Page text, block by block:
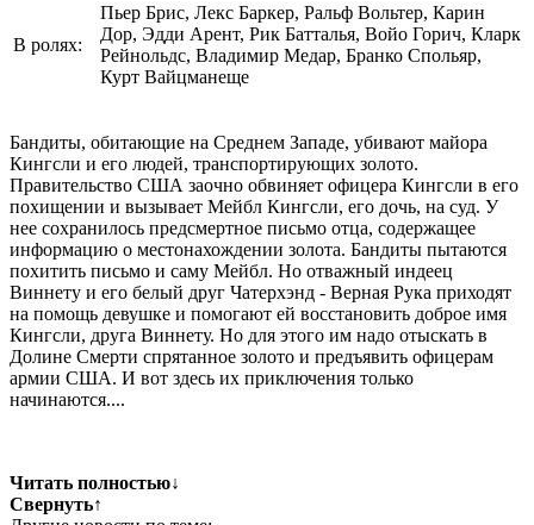
В ролях:
Пьер Брис, Лекс Баркер, Ральф Вольтер, Карин
Дор, Эдди Арент, Рик Батталья, Войо Горич, Кларк
Рейнольдс, Владимир Медар, Бранко Спольяр,
Курт Вайцманеще
Бандиты, обитающие на Среднем Западе, убивают майора
Кингсли и его людей, транспортирующих золото.
Правительство США заочно обвиняет офицера Кингсли в его
похищении и вызывает Мейбл Кингсли, его дочь, на суд. У
нее сохранилось предсмертное письмо отца, содержащее
информацию о местонахождении золота. Бандиты пытаются
похитить письмо и саму Мейбл. Но отважный индеец
Виннету и его белый друг Чатерхэнд - Верная Рука приходят
на помощь девушке и помогают ей восстановить доброе имя
Кингсли, друга Виннету. Но для этого им надо отыскать в
Долине Смерти спрятанное золото и предъявить офицерам
армии США. И вот здесь их приключения только
начинаются....
Читать полностью↓
Свернуть↑